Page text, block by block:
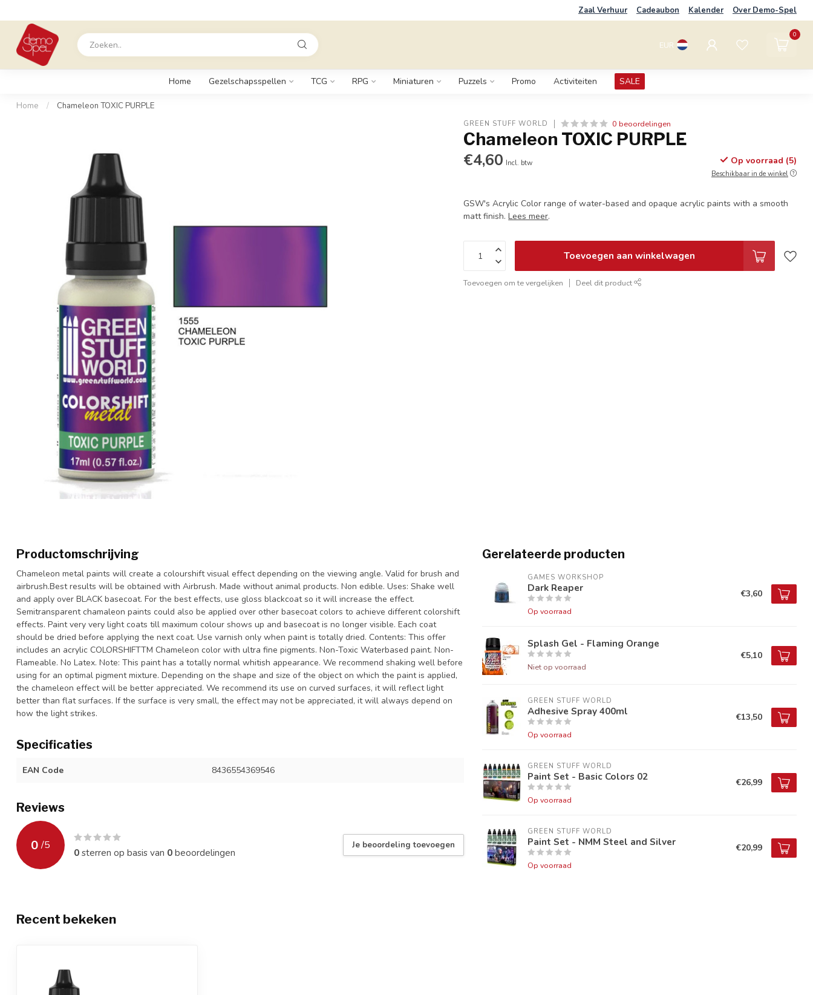
Zaal Verhuur Cadeaubon Kalender Over Demo-Spel
EUR
0
Home Gezelschapsspellen TCG RPG Miniaturen Puzzels Promo Activiteiten SALE
Home / Chameleon TOXIC PURPLE
GREEN STUFF WORLD 0 beoordelingen
Chameleon TOXIC PURPLE
€4,60 Incl. btw Op voorraad (5)
Beschikbaar in de winkel
GSW's Acrylic Color range of water-based and opaque acrylic paints with a smooth
matt finish.Lees meer.
Toevoegen aan winkelwagen
Toevoegen om te vergelijken Deel dit product
Productomschrijving
Chameleon metal paints will create a colourshift visual effect depending on the viewing angle. Valid for brush and
airbrush.Best results will be obtained with Airbrush. Made without animal products. Non edible. Uses: Shake well
and apply over BLACK basecoat. For the best effects, use gloss blackcoat so it will increase the effect.
Semitransparent chamaleon paints could also be applied over other basecoat colors to achieve different colorshift
effects. Paint very very light coats till maximum colour shows up and basecoat is no longer visible. Each coat
should be dried before applying the next coat. Use varnish only when paint is totally dried. Contents: This offer
includes an acrylic COLORSHIFTTM Chameleon color with ultra fine pigments. Non-Toxic Waterbased paint. Non-
Flameable. No Latex. Note: This paint has a totally normal whitish appearance. We recommend shaking well before
using for an optimal pigment mixture. Depending on the shape and size of the object on which the paint is applied,
the chameleon effect will be better appreciated. We recommend its use on curved surfaces, it will reflect light
better than flat surfaces. If the surface is very small, the effect may not be appreciated, it will always depend on
how the light strikes.
Specificaties
EAN Code 8436554369546
Reviews
0 /5
0sterren op basis van 0beoordelingen
Je beoordeling toevoegen
Gerelateerde producten
GAMES WORKSHOP
Dark Reaper
Op voorraad
€3,60
Splash Gel - Flaming Orange
Niet op voorraad
€5,10
GREEN STUFF WORLD
Adhesive Spray 400ml
Op voorraad
€13,50
GREEN STUFF WORLD
Paint Set - Basic Colors 02
Op voorraad
€26,99
GREEN STUFF WORLD
Paint Set - NMM Steel and Silver
Op voorraad
€20,99
Recent bekeken